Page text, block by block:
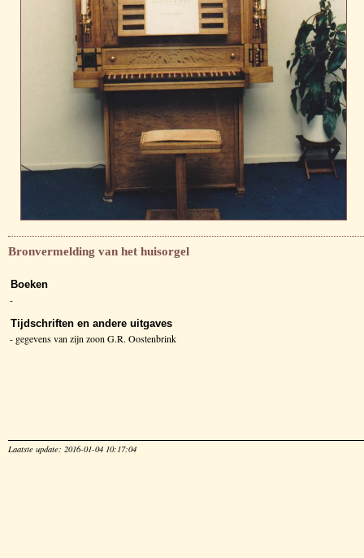
Bronvermelding van het huisorgel
Boeken
-
Tijdschriften en andere uitgaves
- gegevens van zijn zoon G.R. Oostenbrink
Laatste update: 2016-01-04 10:17:04